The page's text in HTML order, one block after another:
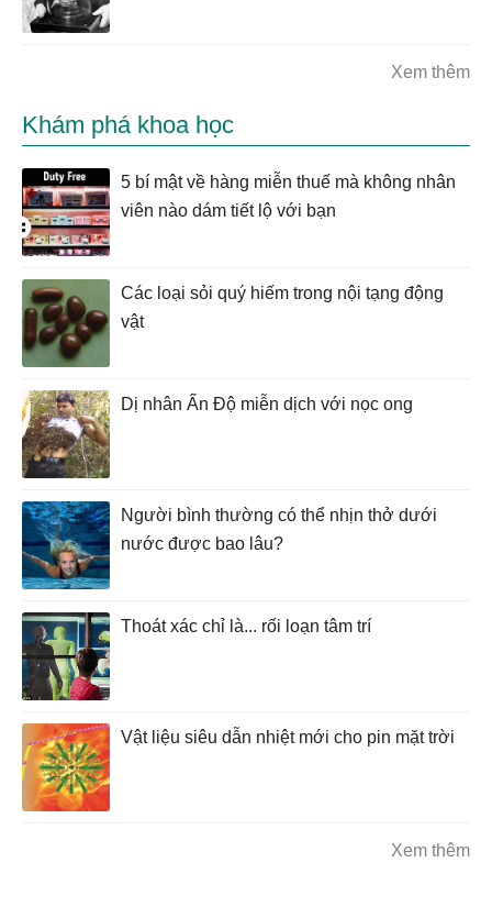
Xem thêm
Khám phá khoa học
5 bí mật về hàng miễn thuế mà không nhân
viên nào dám tiết lộ với bạn
Các loại sỏi quý hiếm trong nội tạng động
vật
Dị nhân Ấn Độ miễn dịch với nọc ong
Người bình thường có thể nhịn thở dưới
nước được bao lâu?
Thoát xác chỉ là... rối loạn tâm trí
Vật liệu siêu dẫn nhiệt mới cho pin mặt trời
Xem thêm